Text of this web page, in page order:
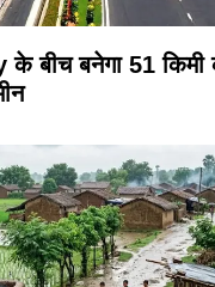
बीच बनेगा 51 किमी